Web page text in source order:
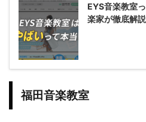
EYS音楽教室
楽家が徹底解
福田音楽教室